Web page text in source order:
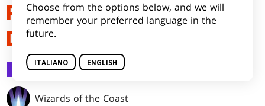
PRINCIPIANTI DI FONDAMENTI
DI MAGIC: THE GATHERING
Feature 1 nov 2024
Wizards of the Coast
Choose from the options below, and we will
remember your preferred language in the
future.
ITALIANO ENGLISH